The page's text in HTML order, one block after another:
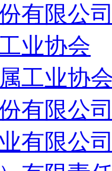
有限公
业协会
工业协
有限公
有限公